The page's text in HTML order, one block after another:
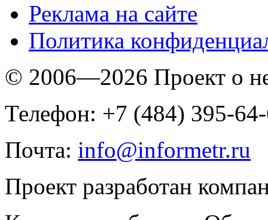
Реклама на сайте
Политика
© 2006—2026 Проект о
Телефон: +7 (484) 395-
Почта: info@informetr.ru
Проект разработан